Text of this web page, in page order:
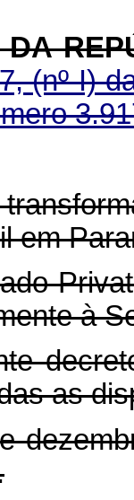
DA
(nº I)
em
à
as